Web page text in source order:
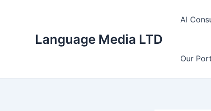
Language Media LTD
AI
Our